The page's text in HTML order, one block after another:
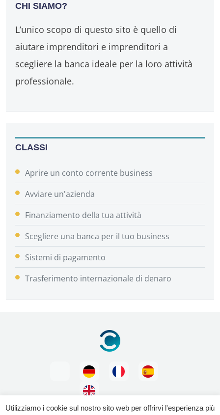
CHI SIAMO?
L’unico scopo di questo sito è quello di
aiutare imprenditori e imprenditori a
scegliere la banca ideale per la loro attività
professionale.
CLASSI
Aprire un conto corrente business
Avviare un'azienda
Finanziamento della tua attività
Scegliere una banca per il tuo business
Sistemi di pagamento
Trasferimento internazionale di denaro
Utilizziamo i cookie sul nostro sito web per offrirvi l'esperienza più